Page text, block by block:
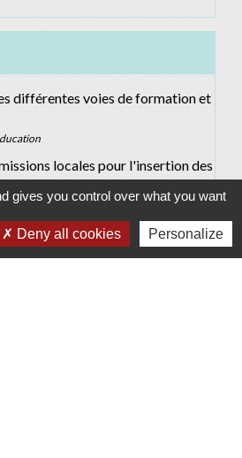
différentes voies de formation et
locales pour l'insertion des
locales (UNML)
une erreur sur cette page
gives you control over what you want
Deny all cookies Personalize